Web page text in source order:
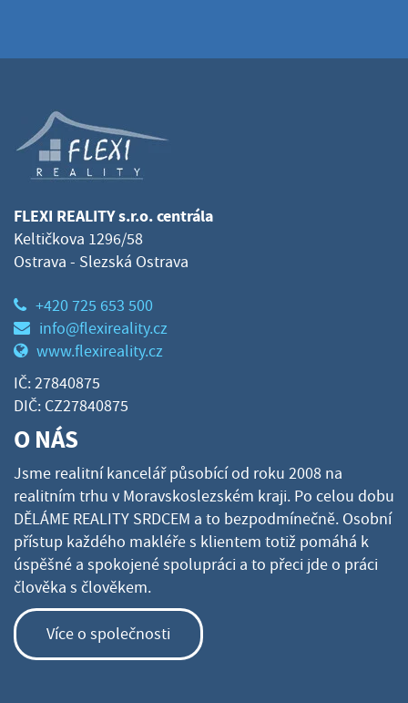
FLEXI REALITY s.r.o. centrála
Keltičkova 1296/58
Ostrava - Slezská Ostrava
+420 725 653 500
info@flexireality.cz
www.flexireality.cz
IČ: 27840875
DIČ: CZ27840875
O NÁS
Jsme realitní kancelář působící od roku 2008 na
realitním trhu v Moravskoslezském kraji. Po celou dobu
DĚLÁME REALITY SRDCEM a to bezpodmínečně. Osobní
přístup každého makléře s klientem totiž pomáhá k
úspěšné a spokojené spolupráci a to přeci jde o práci
člověka s člověkem.
Více o společnosti